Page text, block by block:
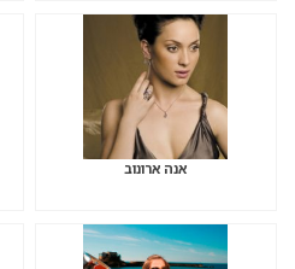
אנה ארונוב